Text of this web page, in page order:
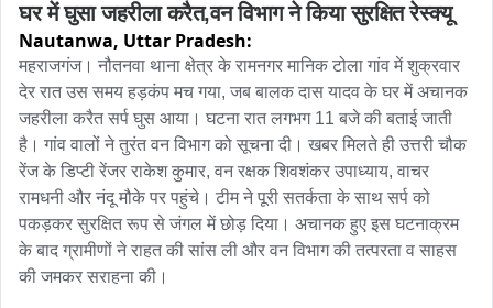
घर में घुसा जहरीला करैत,वन विभाग ने किया सुरक्षित रेस्क्यू
Nautanwa, Uttar Pradesh:
महराजगंज। नौतनवा थाना क्षेत्र के रामनगर मानिक टोला गांव में शुक्रवार
देर रात उस समय हड़कंप मच गया, जब बालक दास यादव के घर में अचानक
जहरीला करैत सर्प घुस आया। घटना रात लगभग 11 बजे की बताई जाती
है। गांव वालों ने तुरंत वन विभाग को सूचना दी। खबर मिलते ही उत्तरी चौक
रेंज के डिप्टी रेंजर राकेश कुमार, वन रक्षक शिवशंकर उपाध्याय, वाचर
रामधनी और नंदू मौके पर पहुंचे। टीम ने पूरी सतर्कता के साथ सर्प को
पकड़कर सुरक्षित रूप से जंगल में छोड़ दिया। अचानक हुए इस घटनाक्रम
के बाद ग्रामीणों ने राहत की सांस ली और वन विभाग की तत्परता व साहस
की जमकर सराहना की।